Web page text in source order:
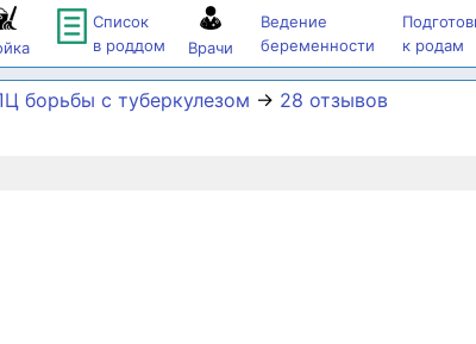
Список
в роддом
Врачи
Ведение
беременности
к родам
с туберкулезом → 28 отзывов